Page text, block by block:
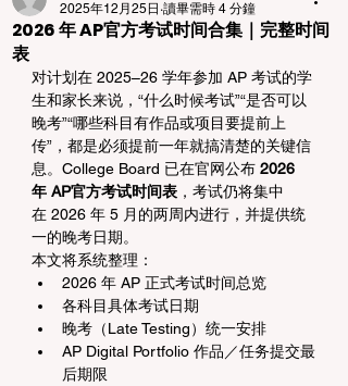
2026 年 AP官方考试时间合集｜完整时间
表
2025年12月25日 讀畢需時 4 分鐘
对计划在 2025–26 学年参加 AP 考试的学
生和家长来说，“什么时候考试”“是否可以
晚考”“哪些科目有作品或项目要提前上
传”，都是必须提前一年就搞清楚的关键信
息。College Board 已在官网公布 2026
年 AP官方考试时间表 ，考试仍将集中
在 2026 年 5 月的两周内进行，并提供统
一的晚考日期。
本文将系统整理：
2026 年 AP 正式考试时间总览
各科目具体考试日期
晚考（Late Testing）统一安排
AP Digital Portfolio 作品／任务提交最
后期限